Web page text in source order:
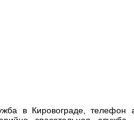
в Кировограде, телефон